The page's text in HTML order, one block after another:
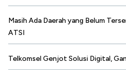
Masih Ada Daerah yang Belum
ATSI
Telkomsel Genjot Solusi Digital,